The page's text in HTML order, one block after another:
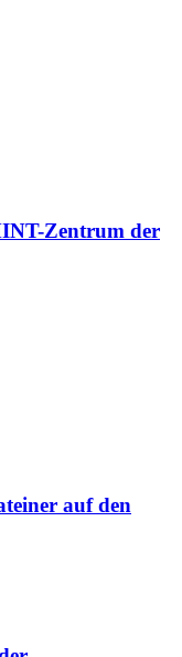
Zentrum der
auf den